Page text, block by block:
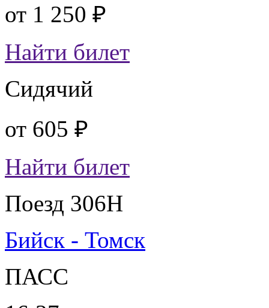
от 1 250 ₽
Найти билет
Сидячий
от 605 ₽
Найти билет
Поезд 306Н
Бийск - Томск
ПАСС